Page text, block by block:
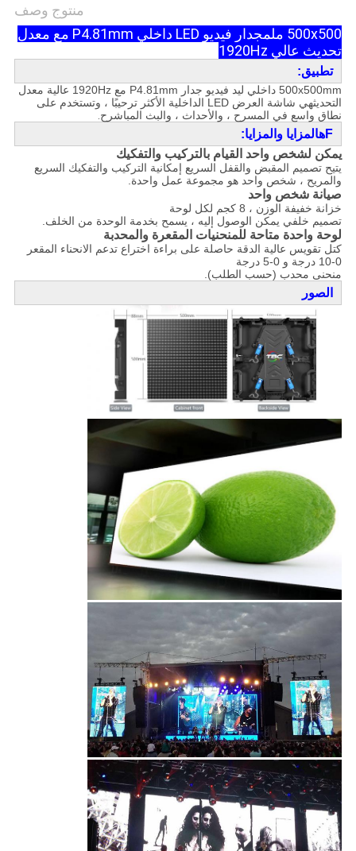
منتوج وصف
500x500 ملم
جدار فيديو LED داخلي P4.81mm مع معدل
تحديث عالي 1920Hz
تطبيق:
500x500mm داخلي ليد فيديو جدار P4.81mm مع 1920Hz عالية معدل
التحديث
هي شاشة العرض LED الداخلية الأكثر ترحيبًا ، وتستخدم على
نطاق واسع في المسرح ، والأحداث ، والبث المباشر ح.
Fهالمزايا والمزايا:
يمكن لشخص واحد القيام بالتركيب والتفكيك
يتيح تصميم المقبض والقفل السريع إمكانية التركيب والتفكيك السريع
والمريح ، شخص واحد هو مجموعة عمل واحدة.
صيانة شخص واحد
خزانة خفيفة الوزن ، 8 كجم لكل لوحة
تصميم خلفي يمكن الوصول إليه ، يسمح بخدمة الوحدة من الخلف.
لوحة واحدة متاحة للمنحنيات المقعرة والمحدبة
كتل تقويس عالية الدقة حاصلة على براءة اختراع تدعم الانحناء المقعر
0-10 درجة و 0-5 درجة
منحنى محدب (حسب الطلب).
الصور